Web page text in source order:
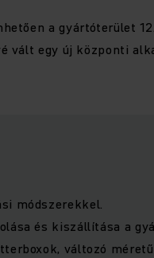
a gyártóterület
vált egy új központi
módszerekkel.
és kiszállítása a
változó